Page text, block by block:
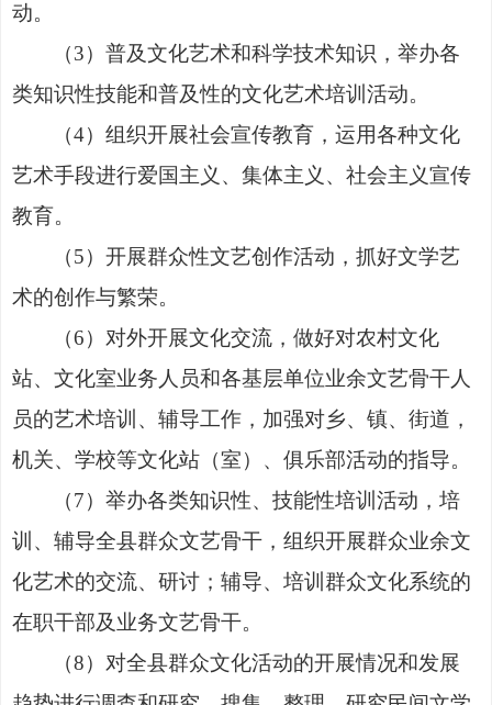
动。
（3）普及文化艺术和科学技术知识，举办各
类知识性技能和普及性的文化艺术培训活动。
（4）组织开展社会宣传教育，运用各种文化
艺术手段进行爱国主义、集体主义、社会主义宣传
教育。
（5）开展群众性文艺创作活动，抓好文学艺
术的创作与繁荣。
（6）对外开展文化交流，做好对农村文化
站、文化室业务人员和各基层单位业余文艺骨干人
员的艺术培训、辅导工作，加强对乡、镇、 街道 ，
机关、学校等文化站 （室） 、俱乐部活动的指导。
（7）举办各类知识性、技能性培训活动，培
训、辅导全县群众文艺骨干 ，组织开展群众业余文
化艺术的交流、研讨 ； 辅导、培训群众文化系统的
在职干部及业务文艺骨干。
（8）对全县群众文化活动的开展情况和发展